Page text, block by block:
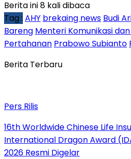
Berita ini 8 kali dibaca
Tag : AHY brekaing news Budi
Bareng Menteri Komunikasi
Pertahanan Prabowo Subianto
Berita Terbaru
Pers Rilis
16th Worldwide Chinese Life
International Dragon Award
2026 Resmi Digelar